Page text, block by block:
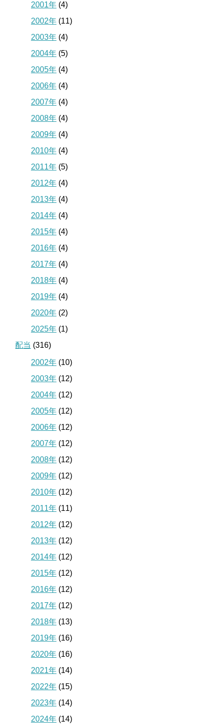
2001年 (4)
2002年 (11)
2003年 (4)
2004年 (5)
2005年 (4)
2006年 (4)
2007年 (4)
2008年 (4)
2009年 (4)
2010年 (4)
2011年 (5)
2012年 (4)
2013年 (4)
2014年 (4)
2015年 (4)
2016年 (4)
2017年 (4)
2018年 (4)
2019年 (4)
2020年 (2)
2025年 (1)
配当 (316)
2002年 (10)
2003年 (12)
2004年 (12)
2005年 (12)
2006年 (12)
2007年 (12)
2008年 (12)
2009年 (12)
2010年 (12)
2011年 (11)
2012年 (12)
2013年 (12)
2014年 (12)
2015年 (12)
2016年 (12)
2017年 (12)
2018年 (13)
2019年 (16)
2020年 (16)
2021年 (14)
2022年 (15)
2023年 (14)
2024年 (14)